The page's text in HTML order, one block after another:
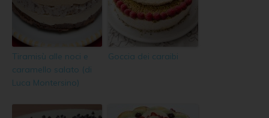
Tiramisù alle noci e
caramello salato (di
Luca Montersino)
Goccia dei caraibi